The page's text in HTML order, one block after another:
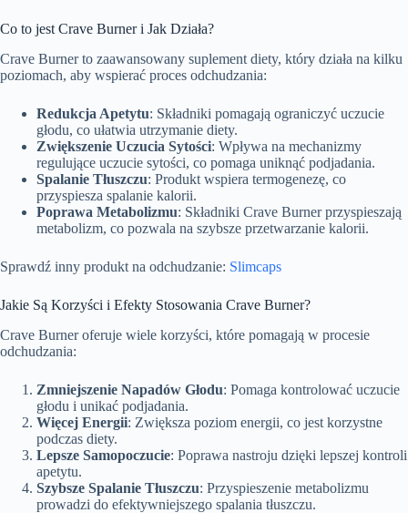
Co to jest Crave Burner i Jak Działa?
Crave Burner to zaawansowany suplement diety, który działa na kilku
poziomach, aby wspierać proces odchudzania:
Redukcja Apetytu: Składniki pomagają ograniczyć uczucie
głodu, co ułatwia utrzymanie diety.
Zwiększenie Uczucia Sytości: Wpływa na mechanizmy
regulujące uczucie sytości, co pomaga uniknąć podjadania.
Spalanie Tłuszczu: Produkt wspiera termogenezę, co
przyspiesza spalanie kalorii.
Poprawa Metabolizmu: Składniki Crave Burner przyspieszają
metabolizm, co pozwala na szybsze przetwarzanie kalorii.
Sprawdź inny produkt na odchudzanie: Slimcaps
Jakie Są Korzyści i Efekty Stosowania Crave Burner?
Crave Burner oferuje wiele korzyści, które pomagają w procesie
odchudzania:
Zmniejszenie Napadów Głodu: Pomaga kontrolować uczucie
głodu i unikać podjadania.
Więcej Energii: Zwiększa poziom energii, co jest korzystne
podczas diety.
Lepsze Samopoczucie: Poprawa nastroju dzięki lepszej kontroli
apetytu.
Szybsze Spalanie Tłuszczu: Przyspieszenie metabolizmu
prowadzi do efektywniejszego spalania tłuszczu.